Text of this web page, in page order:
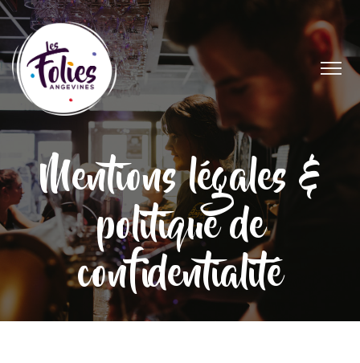
Mentions légales &
politique de
confidentialité